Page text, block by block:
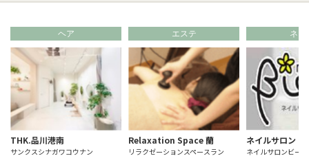
ヘア
THK.品川港南
サンクスシナガワコウナン
エステ
Relaxation Space 蘭
リラクゼーションスペースラン
ネイ
ネイルサロン
ネイルサロンビーネ